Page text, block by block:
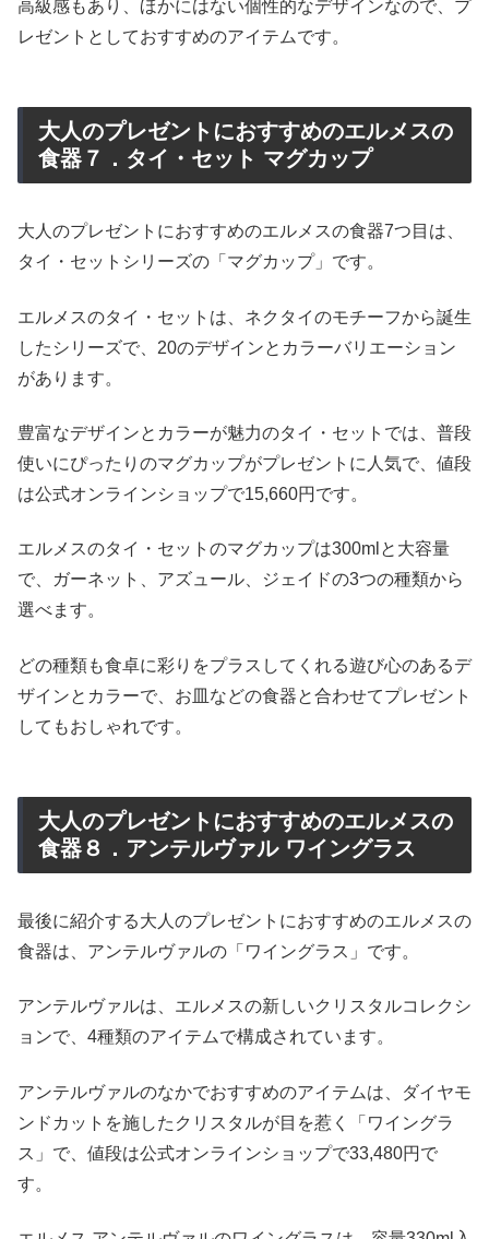
高級感もあり、ほかにはない個性的なデザインなので、プ
レゼントとしておすすめのアイテムです。
大人のプレゼントにおすすめのエルメスの
食器７．タイ・セット マグカップ
大人のプレゼントにおすすめのエルメスの食器7つ目は、
タイ・セットシリーズの「マグカップ」です。
エルメスのタイ・セットは、ネクタイのモチーフから誕生
したシリーズで、20のデザインとカラーバリエーション
があります。
豊富なデザインとカラーが魅力のタイ・セットでは、普段
使いにぴったりのマグカップがプレゼントに人気で、値段
は公式オンラインショップで15,660円です。
エルメスのタイ・セットのマグカップは300mlと大容量
で、ガーネット、アズュール、ジェイドの3つの種類から
選べます。
どの種類も食卓に彩りをプラスしてくれる遊び心のあるデ
ザインとカラーで、お皿などの食器と合わせてプレゼント
してもおしゃれです。
大人のプレゼントにおすすめのエルメスの
食器８．アンテルヴァル ワイングラス
最後に紹介する大人のプレゼントにおすすめのエルメスの
食器は、アンテルヴァルの「ワイングラス」です。
アンテルヴァルは、エルメスの新しいクリスタルコレクシ
ョンで、4種類のアイテムで構成されています。
アンテルヴァルのなかでおすすめのアイテムは、ダイヤモ
ンドカットを施したクリスタルが目を惹く「ワイングラ
ス」で、値段は公式オンラインショップで33,480円で
す。